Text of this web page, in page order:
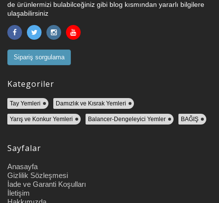
de ürünlermizi bulabilceğiniz gibi blog kısmından yararlı bilgilere
ulaşabilirsiniz
Sipariş sorgulama
Kategoriler
Tay Yemleri Damızlık ve Kısrak Yemleri
Yarış ve Konkur Yemleri Balancer-Dengeleyici Yemler BAĞIŞ
Sayfalar
Anasayfa
Gizlilik Sözleşmesi
İade ve Garanti Koşulları
İletişim